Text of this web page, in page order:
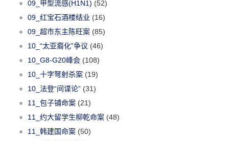
09_甲型流感(H1N1) (52)
09_红宝石酒楼结业 (16)
09_超市东主陈旺案 (85)
10_“太亚裔化”争议 (46)
10_G8-G20峰会 (108)
10_十字弩射杀案 (19)
10_法登“间谍论” (31)
11_包子铺命案 (21)
11_约大留学生柳乾命案 (48)
11_韩建国命案 (50)